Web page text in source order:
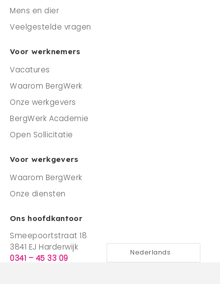
Mens en dier
Veelgestelde vragen
Voor werknemers
Vacatures
Waarom BergWerk
Onze werkgevers
BergWerk Academie
Open Sollicitatie
Voor werkgevers
Waarom BergWerk
Onze diensten
Ons hoofdkantoor
Smeepoortstraat 18
3841 EJ Harderwijk
0341 – 45 33 09
Nederlands